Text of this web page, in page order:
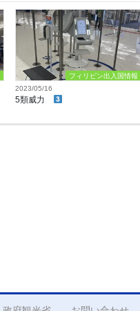
フィリピン出入国情報
2023/05/16
5類威力